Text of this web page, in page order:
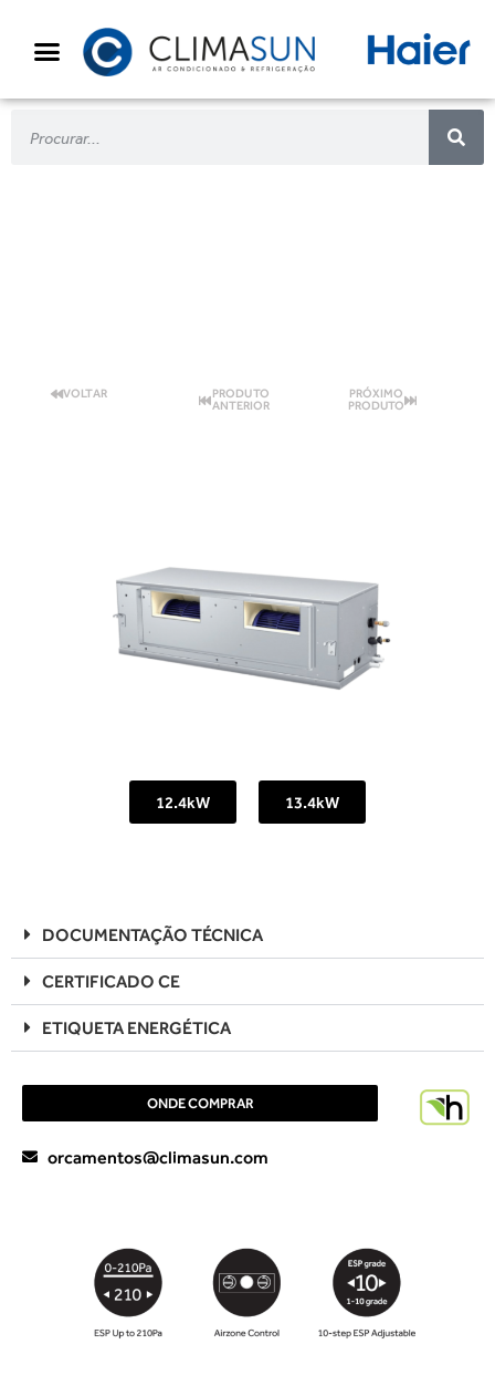
VOLTAR
PRODUTO
ANTERIOR
PRÓXIMO
PRODUTO
12.4kW 13.4kW
DOCUMENTAÇÃO TÉCNICA
CERTIFICADO CE
ETIQUETA ENERGÉTICA
ONDE COMPRAR
orcamentos@climasun.com